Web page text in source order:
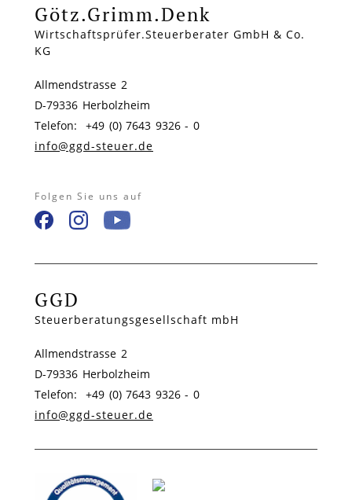
Götz.Grimm.Denk
Wirtschaftsprüfer.Steuerberater GmbH & Co.
KG
Allmendstrasse 2
D-79336 Herbolzheim
Telefon: +49 (0) 7643 9326 - 0
info@ggd-steuer.de
Folgen Sie uns auf
GGD
Steuerberatungsgesellschaft mbH
Allmendstrasse 2
D-79336 Herbolzheim
Telefon: +49 (0) 7643 9326 - 0
info@ggd-steuer.de